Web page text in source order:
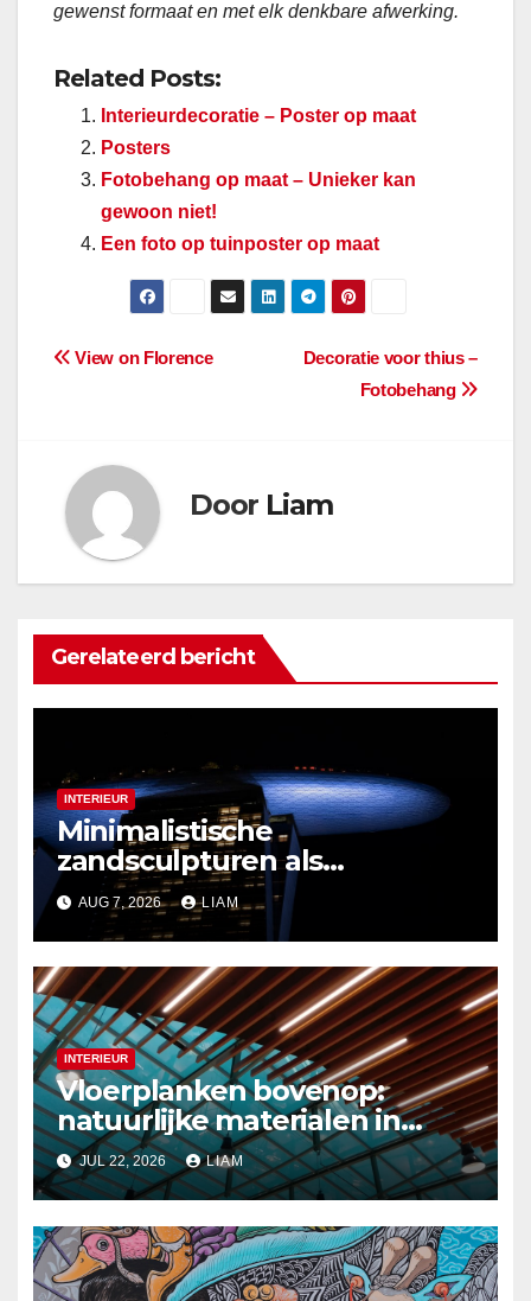
gewenst formaat en met elk denkbare afwerking.
Related Posts:
Interieurdecoratie – Poster op maat
Posters
Fotobehang op maat – Unieker kan
gewoon niet!
Een foto op tuinposter op maat
BerichtnavigatieDecoratie voor thius –
Fotobehang
View on Florence
Door Liam
Gerelateerd bericht
INTERIEUR
Minimalistische
zandsculpturen als
interieurdecoratie
AUG 7, 2026 LIAM
INTERIEUR
Vloerplanken bovenop:
natuurlijke materialen in
moderne plafondontwerpen
JUL 22, 2026 LIAM